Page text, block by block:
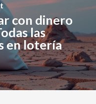
con dinero
las
en lotería